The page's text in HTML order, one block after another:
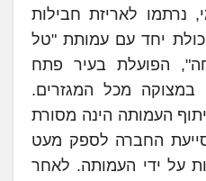
נרתמו לאריזת חבילות
יחד עם עמותת "טל
הפועלת בעיר פתח
במצוקה מכל המגזרים.
העמותה הינה מסורת
החברה לספק מעט
על ידי העמותה. לאחר